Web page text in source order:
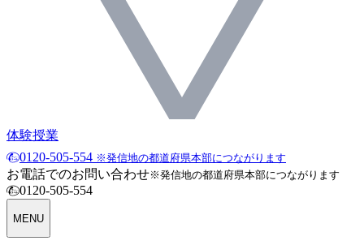
体験授業
0120-505-554 ※発信地の都道府県本部につながります
お電話でのお問い合わせ※発信地の都道府県本部につながります
0120-505-554
MENU